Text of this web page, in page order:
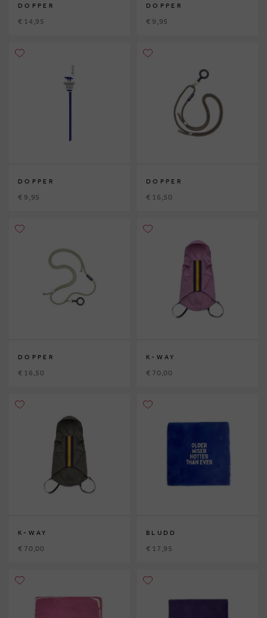
DOPPER
€ 14,95
DOPPER
€ 9,95
DOPPER
€ 9,95
DOPPER
€ 16,50
DOPPER
€ 16,50
K-WAY
€ 70,00
K-WAY
€ 70,00
BLUDD
€ 17,95